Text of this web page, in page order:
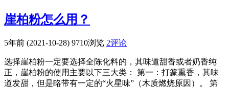
崖柏粉怎么用？
5年前 (2021-10-28) 9710浏览 2评论
选择崖柏粉一定要选择全陈化料的，其味道甜香或者奶香纯
正，崖柏粉的使用主要以下三大类： 第一：打篆熏香，其味
道发甜，但是略带有一定的“火星味”（木质燃烧原因）。 第